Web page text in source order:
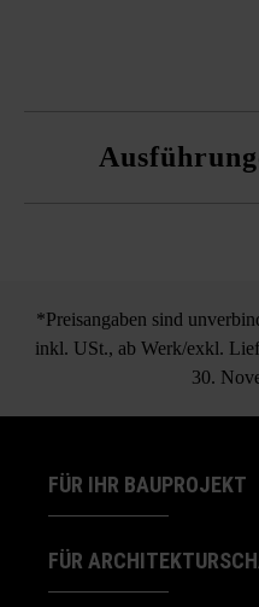
*Preisangaben sind
inkl. USt., ab Werk/exkl.
30.
FÜR IHR BAUPROJEKT
FÜR